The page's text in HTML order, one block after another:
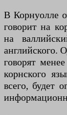
В Корнуолле
говорит на
на
английского.
говорят
корнского
всего, будет